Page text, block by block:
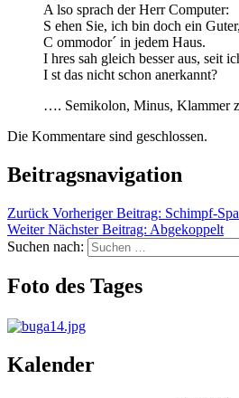
A lso sprach der Herr Computer:
S ehen Sie, ich bin doch ein Guter,
C ommodor´ in jedem Haus.
I hres sah gleich besser aus, seit
I st das nicht schon anerkannt?
…. Semikolon, Minus, Klammer
Die Kommentare sind geschlossen.
Beitragsnavigation
Zurück Vorheriger Beitrag: Schimpf-
Weiter Nächster Beitrag: Abgekoppelt
Suchen nach:
Foto des Tages
Kalender